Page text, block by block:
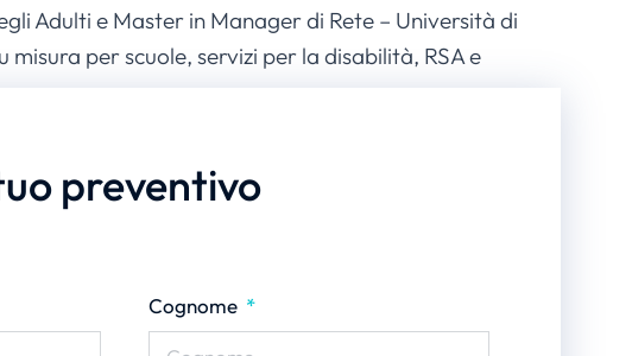
Adulti e Master in Manager di Rete – Università di
per scuole, servizi per la disabilità, RSA e
preventivo
Cognome